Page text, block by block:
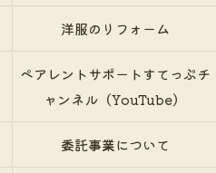
洋服のリフォーム
ペアレントサポートすてっぷチ
ャンネル（YouTube）
委託事業について